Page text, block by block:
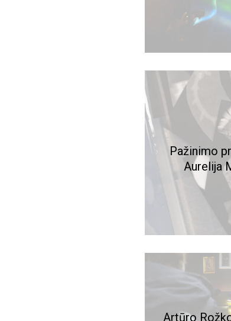
Pažinimo
Aurelija
Artūro